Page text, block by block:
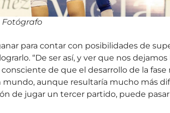
Fotógrafo
para contar con posibilidades de
“De ser así, y ver que nos
de que el desarrollo de la
mundo, aunque resultaría mucho más
de jugar un tercer partido, puede pasar